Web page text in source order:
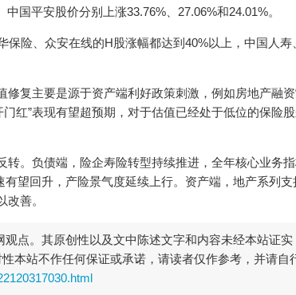
国平安股价分别上涨33.76%、27.06%和24.01%。
险、众安在线的H股涨幅都达到40%以上，中国人寿
复主要是源于资产端利好政策刺激，例如房地产融资
红”表现有望超预期，对于估值已经处于低位的保险
。负债端，险企寿险转型持续推进，全年核心业务指
望回升，产险景气度延续上行。资产端，地产系列支
善。
点。其原创性以及文中陈述文字和内容未经本站证实
本站不作任何保证或承诺，请读者仅作参考，并请自